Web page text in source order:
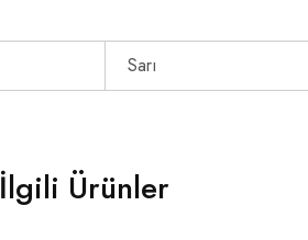
Sarı
İlgili Ürünler